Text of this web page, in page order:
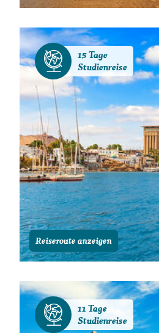
15 Tage
Studienreise
Reiseroute anzeigen
11 Tage
Studienreise